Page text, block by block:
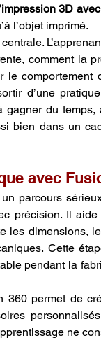
3D
l’objet imprimé.
comment la
le comportement
d’une
du
bien dans un
avec
parcours
précision. Il
les dimensions,
Cette
pendant la
360 permet de
ne